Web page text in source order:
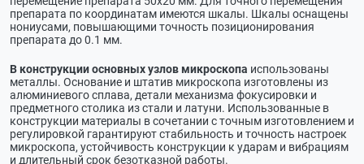
препарата по координатам имеются шкалы. Шкалы оснащены
нониусами, повышающими точность позиционирования
препарата до 0.1 мм.
В конструкции основных узлов микроскопа использованы
металлы. Основание и штатив микроскопа изготовлены из
алюминиевого сплава, детали механизма фокусировки и
предметного столика из стали и латуни. Использованные в
конструкции материалы в сочетании с точным изготовлением и
регулировкой гарантируют стабильность и точность настроек
микроскопа, устойчивость конструкции к ударам и вибрациям
и длительный срок безотказной работы.